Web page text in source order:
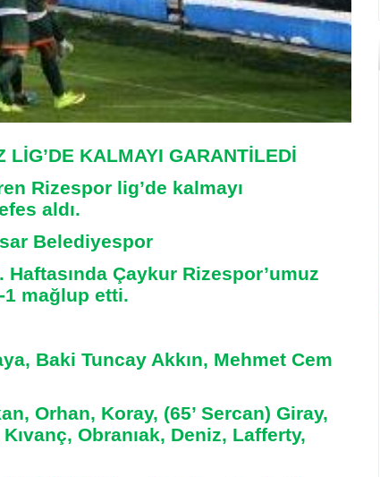
LİG’DE KALMAYI GARANTİLEDİ
Rizespor lig’de kalmayı
aldı.
Belediyespor
Çaykur Rizespor’umuz
mağlup etti.
Baki Tuncay Akkın, Mehmet Cem
Orhan, Koray, (65’ Sercan) Giray,
Obranıak, Deniz, Lafferty,